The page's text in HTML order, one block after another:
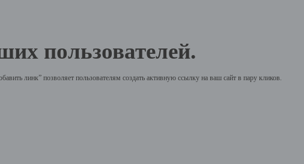
пользователей.
линк” позволяет пользователям создать активную ссылку на ваш сайт в пару кликов.